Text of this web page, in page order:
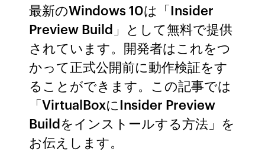
最新のWindows 10は「Insider
Preview Build」として無料で提供
されています。開発者はこれをつ
かって正式公開前に動作検証をす
ることができます。この記事では
「VirtualBoxにInsider Preview
Buildをインストールする方法」を
お伝えします。